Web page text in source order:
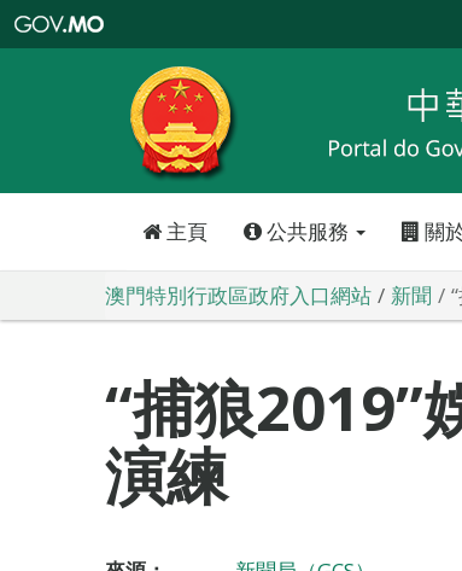
特
政
區
政
口
主頁 公共服務 關
澳門特別行政區政府入口網站 新聞
“捕狼2019”
演練